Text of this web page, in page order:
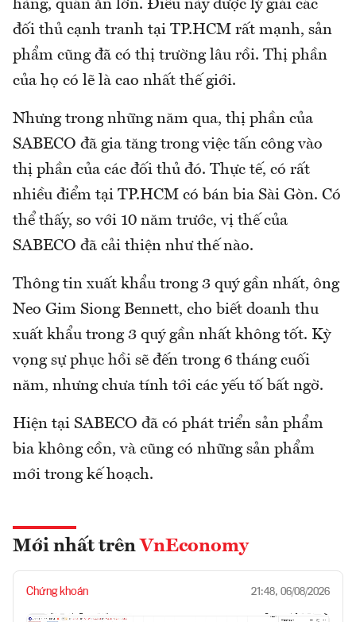
hàng, quán ăn lớn. Điều này được lý giải các
đối thủ cạnh tranh tại TP.HCM rất mạnh, sản
phẩm cũng đã có thị trường lâu rồi. Thị phần
của họ có lẽ là cao nhất thế giới.
Nhưng trong những năm qua, thị phần của
SABECO đã gia tăng trong việc tấn công vào
thị phần của các đối thủ đó. Thực tế, có rất
nhiều điểm tại TP.HCM có bán bia Sài Gòn. Có
thể thấy, so với 10 năm trước, vị thế của
SABECO đã cải thiện như thế nào.
Thông tin xuất khẩu trong 3 quý gần nhất, ông
Neo Gim Siong Bennett, cho biết doanh thu
xuất khẩu trong 3 quý gần nhất không tốt. Kỳ
vọng sự phục hồi sẽ đến trong 6 tháng cuối
năm, nhưng chưa tính tới các yếu tố bất ngờ.
Hiện tại SABECO đã có phát triển sản phẩm
bia không cồn, và cũng có những sản phẩm
mới trong kế hoạch.
Mới nhất trên VnEconomy
Chứng khoán 21:48, 06/08/2026